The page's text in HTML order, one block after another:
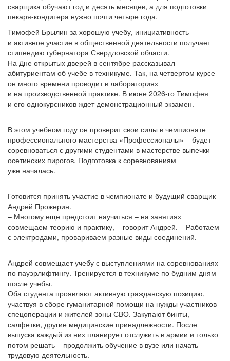
сварщика обучают год и десять месяцев, а для подготовки
пекаря-кондитера нужно почти четыре года.
Тимофей Брылин за хорошую учебу, инициативность
и активное участие в общественной деятельности получает
стипендию губернатора Свердловской области.
На Дне открытых дверей в сентябре рассказывал
абитуриентам об учебе в техникуме. Так, на четвертом курсе
он много времени проводит в лабораториях
и на производственной практике. В июне 2026-го Тимофея
и его однокурсников ждет демонстрационный экзамен.
В этом учебном году он проверит свои силы в чемпионате
профессионального мастерства «Профессионалы» – будет
соревноваться с другими студентами в мастерстве выпечки
осетинских пирогов. Подготовка к соревнованиям
уже началась.
Готовится принять участие в чемпионате и будущий сварщик
Андрей Прожерин.
– Многому еще предстоит научиться – на занятиях
совмещаем теорию и практику, – говорит Андрей. – Работаем
с электродами, провариваем разные виды соединений.
Андрей совмещает учебу с выступлениями на соревнованиях
по пауэрлифтингу. Тренируется в техникуме по будним дням
после учебы.
Оба студента проявляют активную гражданскую позицию,
участвуя в сборе гуманитарной помощи на нужды участников
спецоперации и жителей зоны СВО. Закупают бинты,
салфетки, другие медицинские принадлежности. После
выпуска каждый из них планирует отслужить в армии и только
потом решать – продолжить обучение в вузе или начать
трудовую деятельность.